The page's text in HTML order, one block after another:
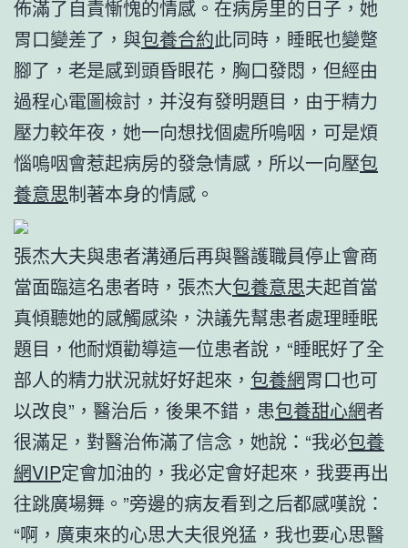
佈滿了自責慚愧的情感。在病房里的日子，她
胃口變差了，與包養合約此同時，睡眠也變蹩
腳了，老是感到頭昏眼花，胸口發悶，但經由
過程心電圖檢討，并沒有發明題目，由于精力
壓力較年夜，她一向想找個處所嗚咽，可是煩
惱嗚咽會惹起病房的發急情感，所以一向壓包
養意思制著本身的情感。
張杰大夫與患者溝通后再與醫護職員停止會商
當面臨這名患者時，張杰大包養意思夫起首當
真傾聽她的感觸感染，決議先幫患者處理睡眠
題目，他耐煩勸導這一位患者說，“睡眠好了全
部人的精力狀況就好好起來， 包養網胃口也可
以改良”，醫治后，後果不錯，患包養甜心網者
很滿足，對醫治佈滿了信念，她說：“我必包養
網VIP定會加油的，我必定會好起來，我要再出
往跳廣場舞。”旁邊的病友看到之后都感嘆說：
“啊，廣東來的心思大夫很兇猛，我也要心思醫